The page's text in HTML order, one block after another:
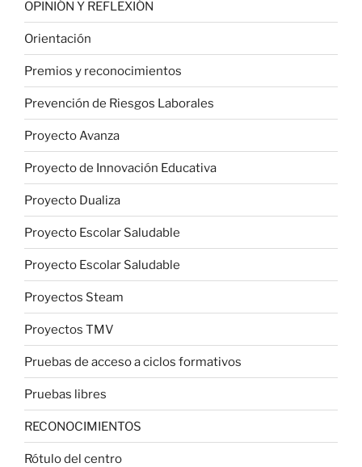
OPINIÓN Y REFLEXIÓN
Orientación
Premios y reconocimientos
Prevención de Riesgos Laborales
Proyecto Avanza
Proyecto de Innovación Educativa
Proyecto Dualiza
Proyecto Escolar Saludable
Proyecto Escolar Saludable
Proyectos Steam
Proyectos TMV
Pruebas de acceso a ciclos formativos
Pruebas libres
RECONOCIMIENTOS
Rótulo del centro